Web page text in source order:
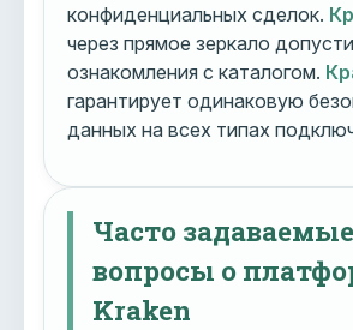
конфиденциальных сделок.
через прямое зеркало
ознакомления с каталогом.
гарантирует одинаковую
данных на всех типах
Часто задаваемые
вопросы о
Kraken